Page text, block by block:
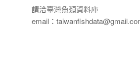
請洽臺灣魚類資料庫
email：